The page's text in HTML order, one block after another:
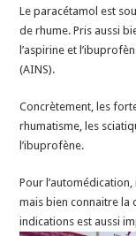
Le paracétamol est
de rhume. Pris aussi
l’aspirine et
(AINS).
Concrètement, les
rhumatisme, les
l’ibuprofène.
Pour
mais bien connaitre la
indications est aussi